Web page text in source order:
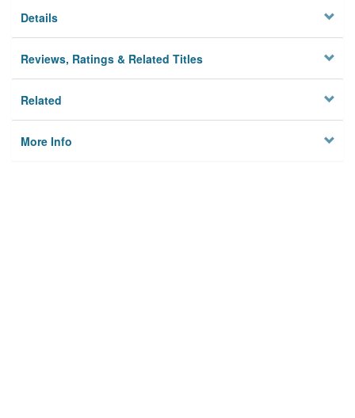
Details
Reviews, Ratings & Related Titles
Related
More Info